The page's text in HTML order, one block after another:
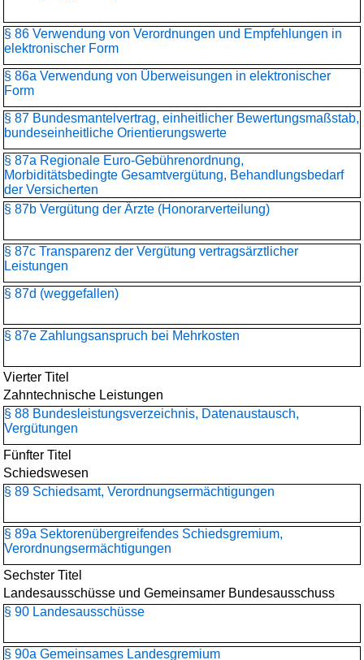
§ 86 Verwendung von Verordnungen und Empfehlungen in
elektronischer Form
§ 86a Verwendung von Überweisungen in elektronischer
Form
§ 87 Bundesmantelvertrag, einheitlicher Bewertungsmaßstab,
bundeseinheitliche Orientierungswerte
§ 87a Regionale Euro-Gebührenordnung,
Morbiditätsbedingte Gesamtvergütung, Behandlungsbedarf
der Versicherten
§ 87b Vergütung der Ärzte (Honorarverteilung)
§ 87c Transparenz der Vergütung vertragsärztlicher
Leistungen
§ 87d (weggefallen)
§ 87e Zahlungsanspruch bei Mehrkosten
Vierter Titel
Zahntechnische Leistungen
§ 88 Bundesleistungsverzeichnis, Datenaustausch,
Vergütungen
Fünfter Titel
Schiedswesen
§ 89 Schiedsamt, Verordnungsermächtigungen
§ 89a Sektorenübergreifendes Schiedsgremium,
Verordnungsermächtigungen
Sechster Titel
Landesausschüsse und Gemeinsamer Bundesausschuss
§ 90 Landesausschüsse
§ 90a Gemeinsames Landesgremium